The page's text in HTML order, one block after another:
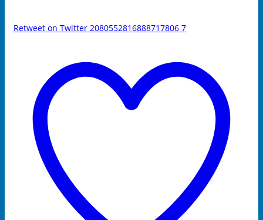
Retweet on Twitter 2080552816888717806 7